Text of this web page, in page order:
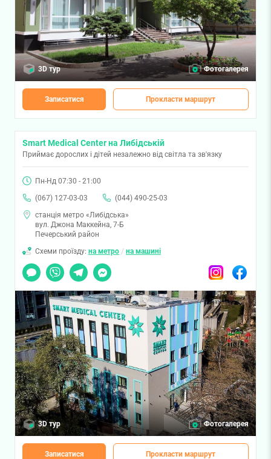
3D тур Фотогалерея
Записатися Прокласти маршрут
Smart Medical Center на Либідській
Приймає дорослих і дітей незалежно від світла та зв'язку
Пн-Нд 07:30 - 21:00
(067) 127-03-03
(044) 490-25-03
станція метро «Либідська»
вул. Джона Маккейна, 7-Б
Печерський район
Схеми проїзду: на метро / на машині
Чат
Viber TelegramMessenger InstagramFacebook
3D тур Фотогалерея
Записатися Прокласти маршрут